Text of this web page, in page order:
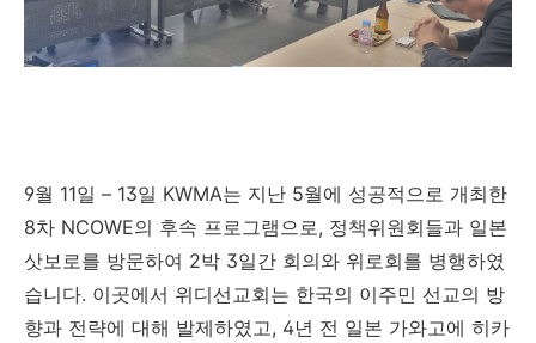
9월 11일 – 13일 KWMA는 지난 5월에 성공적으로 개최한
8차 NCOWE의 후속 프로그램으로, 정책위원회들과 일본
삿보로를 방문하여 2박 3일간 회의와 위로회를 병행하였
습니다. 이곳에서 위디선교회는 한국의 이주민 선교의 방
향과 전략에 대해 발제하였고, 4년 전 일본 가와고에 히카